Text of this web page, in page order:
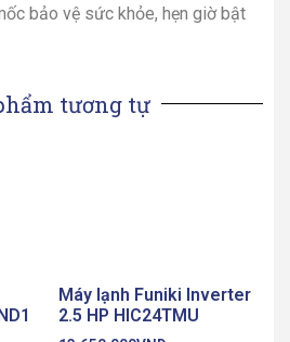
bảo vệ sức khỏe, hẹn giờ bật
tương tự
Máy lạnh Funiki Inverter
2.5 HP HIC24TMU